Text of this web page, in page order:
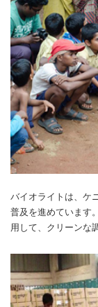
バイオライトは、ケ
普及を進めています
用して、クリーンな